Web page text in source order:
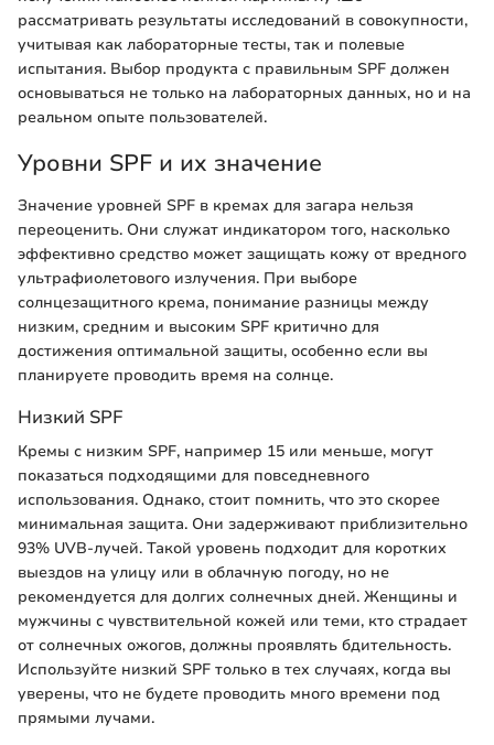
рассматривать результаты исследований в совокупности,
учитывая как лабораторные тесты, так и полевые
испытания. Выбор продукта с правильным SPF должен
основываться не только на лабораторных данных, но и на
реальном опыте пользователей.
Уровни SPF и их значение
Значение уровней SPF в кремах для загара нельзя
переоценить. Они служат индикатором того, насколько
эффективно средство может защищать кожу от вредного
ультрафиолетового излучения. При выборе
солнцезащитного крема, понимание разницы между
низким, средним и высоким SPF критично для
достижения оптимальной защиты, особенно если вы
планируете проводить время на солнце.
Низкий SPF
Кремы с низким SPF, например 15 или меньше, могут
показаться подходящими для повседневного
использования. Однако, стоит помнить, что это скорее
минимальная защита. Они задерживают приблизительно
93% UVB-лучей. Такой уровень подходит для коротких
выездов на улицу или в облачную погоду, но не
рекомендуется для долгих солнечных дней. Женщины и
мужчины с чувствительной кожей или теми, кто страдает
от солнечных ожогов, должны проявлять бдительность.
Используйте низкий SPF только в тех случаях, когда вы
уверены, что не будете проводить много времени под
прямыми лучами.